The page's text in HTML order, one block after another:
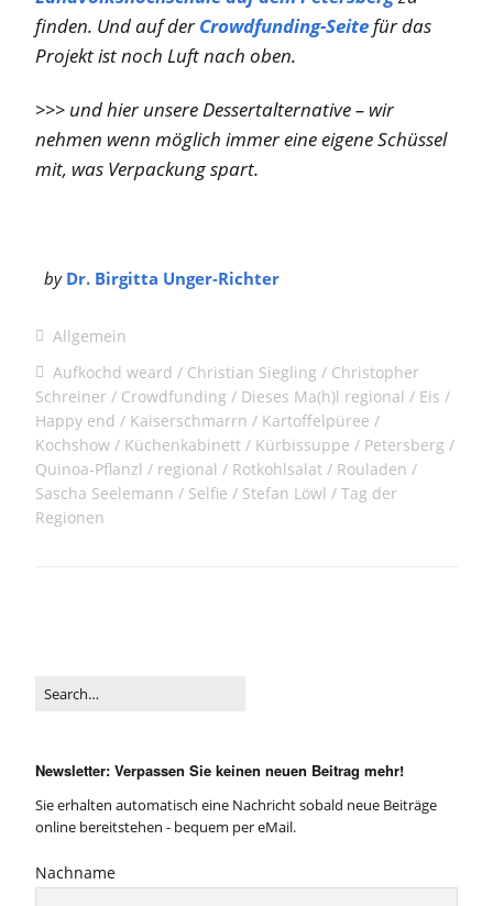
finden. Und auf derCrowdfunding-Seitefür das
Projekt ist noch Luft nach oben.
>>> und hier unsere Dessertalternative – wir
nehmen wenn möglich immer eine eigene Schüssel
mit, was Verpackung spart.
by Dr. Birgitta Unger-Richter
Allgemein
Aufkochd weard
Christian Siegling
Christopher
Schreiner
Crowdfunding Dieses Ma(h)l regional
Eis
Happy end
Kaiserschmarrn
Kartoffelpüree
Kochshow
Küchenkabinett Kürbissuppe
Petersberg
Quinoa-Pflanzl
regional Rotkohlsalat
Rouladen
Sascha Seelemann
Selfie Stefan Löwl
Tag der
Regionen
Newsletter: Verpassen Sie keinen neuen Beitrag mehr!
Sie erhalten automatisch eine Nachricht sobald neue Beiträge
online bereitstehen - bequem per eMail.
Nachname